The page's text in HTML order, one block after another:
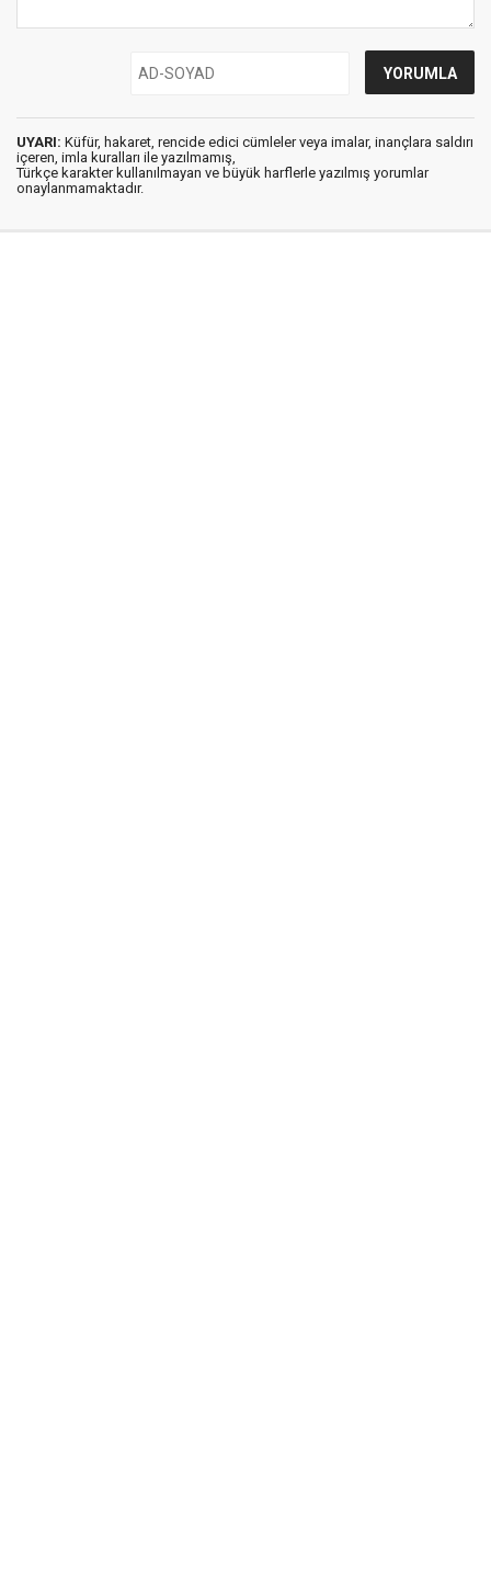
UYARI: Küfür, hakaret, rencide edici cümleler veya imalar, inançlara saldırı
içeren, imla kuralları ile yazılmamış,
Türkçe karakter kullanılmayan ve büyük harflerle yazılmış yorumlar
onaylanmamaktadır.